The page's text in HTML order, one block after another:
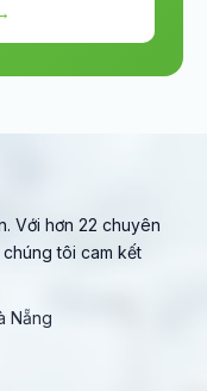
Với hơn 22 chuyên
tôi cam kết
Nẵng